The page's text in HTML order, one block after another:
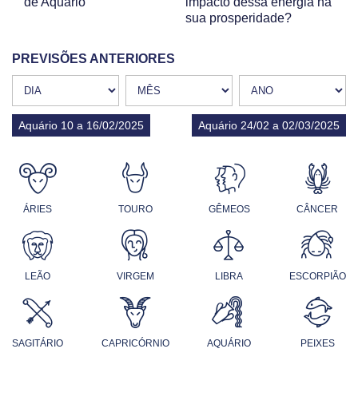
sua prosperidade?
PREVISÕES ANTERIORES
Aquário 10 a 16/02/2025 Aquário 24/02 a 02/03/2025
ÁRIES TOURO GÊMEOS CÂNCER
LEÃO VIRGEM LIBRA ESCORPIÃO
SAGITÁRIO CAPRICÓRNIO AQUÁRIO PEIXES